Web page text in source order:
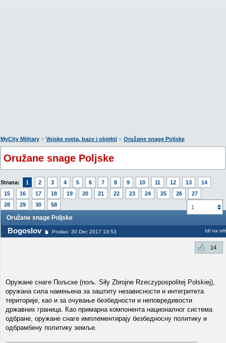
MyCity Military » Vojske sveta, baze i objekti » Oružane snage Poljske
Oružane snage Poljske
Strana: 1 2 3 4 5 6 7 8 9 10 11 12 13
14
15
16 17 18 19 20 21 22 23 24 25 26
27
28
29 30 58 1
Oružane snage Poljske
Bogoslov Poslao: 30 Dec 2017 19:53 Idi na vrh
14
Оружане снаге Пољске (пољ. Siły Zbrojne Rzeczypospolitej Polskiej),
оружана сила намењена за заштиту независности и интегритета
територије, као и за очување безбедности и неповредивости
државних граница. Као примарна компонента националног система
одбране, оружане снаге имплементирају безбедносну политику и
одбрамбену политику земље.